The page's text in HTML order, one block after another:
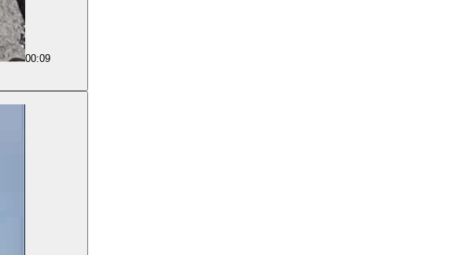
00:09